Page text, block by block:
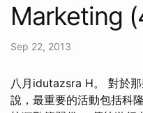
Marketing
Sep 22, 2013
八月idutazsra H。 對於
說，最重要的活動包括科